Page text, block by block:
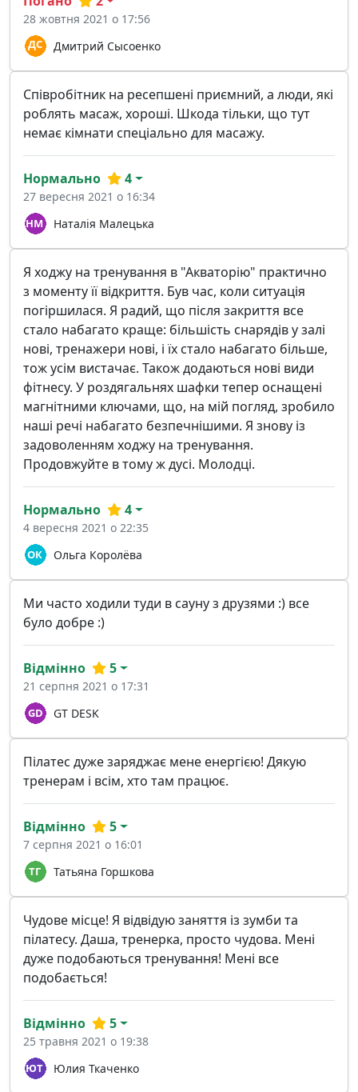
Дмитрий Сысоенко
28 жовтня 2021 о 17:56
Співробітник на ресепшені приємний, а люди, які
роблять масаж, хороші. Шкода тільки, що тут
немає кімнати спеціально для масажу.
Наталія Малецька
Нормально 4
27 вересня 2021 о 16:34
Я ходжу на тренування в "Акваторію" практично
з моменту її відкриття. Був час, коли ситуація
погіршилася. Я радий, що після закриття все
стало набагато краще: більшість снарядів у залі
нові, тренажери нові, і їх стало набагато більше,
тож усім вистачає. Також додаються нові види
фітнесу. У роздягальнях шафки тепер оснащені
магнітними ключами, що, на мій погляд, зробило
наші речі набагато безпечнішими. Я знову із
задоволенням ходжу на тренування.
Продовжуйте в тому ж дусі. Молодці.
Ольга Королёва
Нормально 4
4 вересня 2021 о 22:35
Ми часто ходили туди в сауну з друзями :) все
було добре :)
GT DESK
Відмінно 5
21 серпня 2021 о 17:31
Пілатес дуже заряджає мене енергією! Дякую
тренерам і всім, хто там працює.
Татьяна Горшкова
Відмінно 5
7 серпня 2021 о 16:01
Чудове місце! Я відвідую заняття із зумби та
пілатесу. Даша, тренерка, просто чудова. Мені
дуже подобаються тренування! Мені все
подобається!
Юлия Ткаченко
Відмінно 5
25 травня 2021 о 19:38